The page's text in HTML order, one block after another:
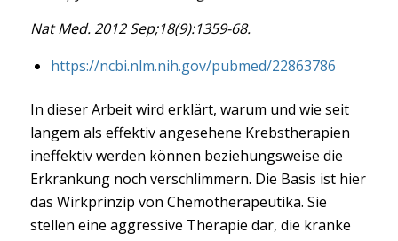
Nat Med. 2012 Sep;18(9):1359-68.
https://ncbi.nlm.nih.gov/pubmed/22863786
In dieser Arbeit wird erklärt, warum und wie seit
langem als effektiv angesehene Krebstherapien
ineffektiv werden können beziehungsweise die
Erkrankung noch verschlimmern. Die Basis ist hier
das Wirkprinzip von Chemotherapeutika. Sie
stellen eine aggressive Therapie dar, die kranke